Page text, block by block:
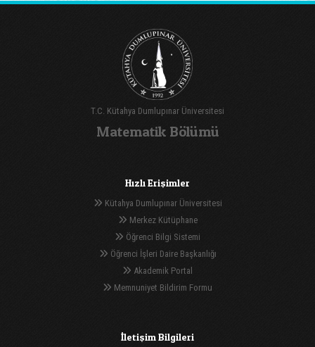
T.C. Kütahya Dumlupınar Üniversitesi
Matematik Bölümü
Hızlı Erişimler
Kütahya Dumlupınar Üniversitesi
Merkez Kütüphane
Öğrenci Bilgi Sistemi
Öğrenci İşleri Daire Başkanlığı
Akademik Portal
Memnuniyet Bildirim Formu
İletişim Bilgileri